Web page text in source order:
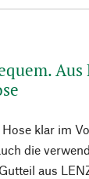
klar im
die
aus